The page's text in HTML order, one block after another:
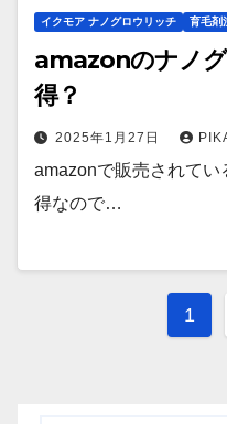
イクモア ナノグロウリッチ 育毛剤
amazonのナノ
得？
2025年1月27日
amazonで販売されて
得なので…
投
1